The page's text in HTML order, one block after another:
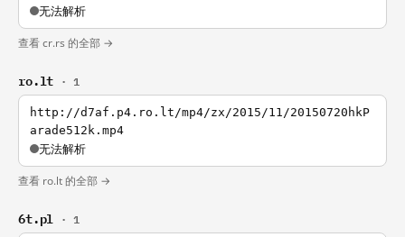
无法解析
查看 cr.rs 的全部 →
ro.lt · 1
http://d7af.p4.ro.lt/mp4/zx/2015/11/20150720hkP
arade512k.mp4
无法解析
查看 ro.lt 的全部 →
6t.pl · 1